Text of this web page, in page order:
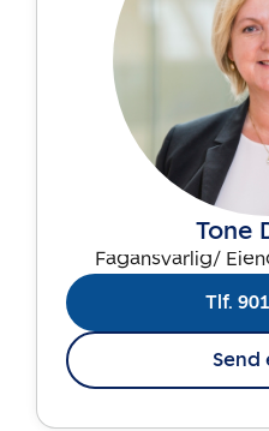
Tone
Fagansvarlig/
Tlf.
Send